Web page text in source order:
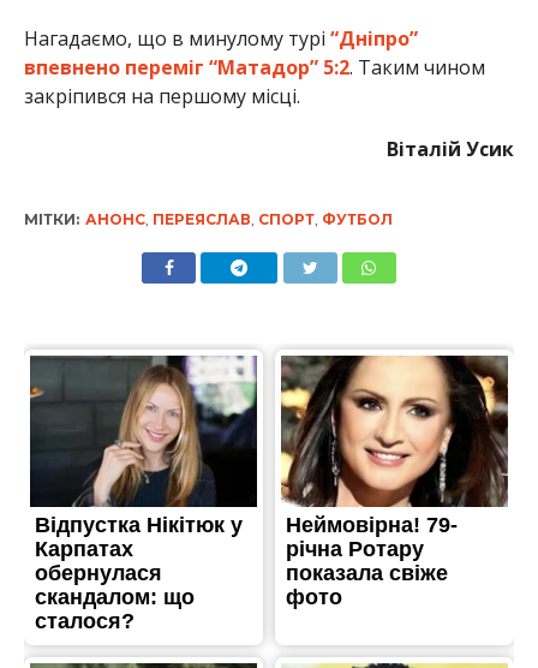
Нагадаємо, що в минулому турі “Дніпро”
впевнено переміг “Матадор” 5:2. Таким чином
закріпився на першому місці.
Віталій Усик
МІТКИ: АНОНС, ПЕРЕЯСЛАВ СПОРТ, ФУТБОЛ